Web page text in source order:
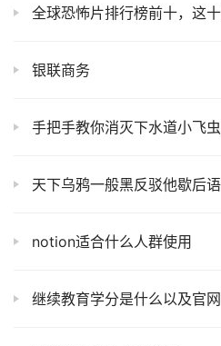
全球恐怖片排行榜前十，这
银联商务
手把手教你消灭下水道小飞虫（三
天下乌鸦一般黑反驳他歇后
notion适合什么人群使用
继续教育学分是什么以及官